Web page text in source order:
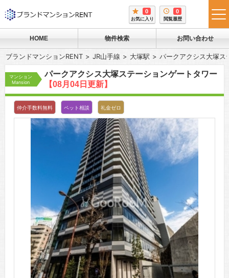
0
お気に入り
0
閲覧履歴
HOME 物件検索 お問い合わせ
ブランドマンションRENT JR山手線 大塚駅 パークアクシス大塚ス
マンション
Mansion
パークアクシス大塚ステーションゲートタワー
【08月04日更新】
仲介手数料無料 ペット相談 礼金ゼロ